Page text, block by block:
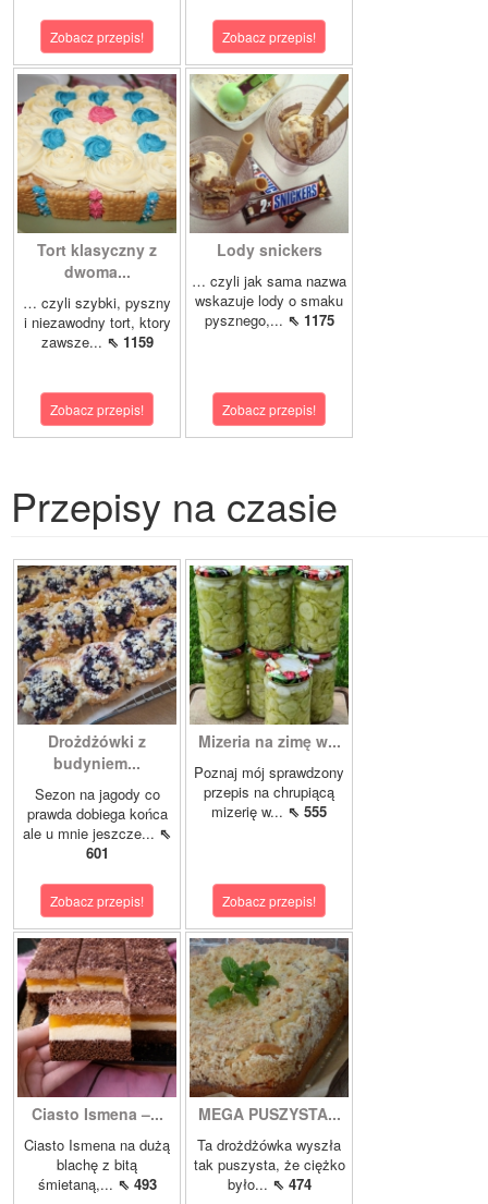
Zobacz przepis! Zobacz przepis!
Tort klasyczny z
dwoma...
… czyli szybki, pyszny
i niezawodny tort, ktory
zawsze... ⇖ 1159
Zobacz przepis!
Lody snickers
… czyli jak sama nazwa
wskazuje lody o smaku
pysznego,... ⇖ 1175
Zobacz przepis!
Przepisy na czasie
Drożdżówki z
budyniem...
Sezon na jagody co
prawda dobiega końca
ale u mnie jeszcze... ⇖
601
Zobacz przepis!
Mizeria na zimę w...
Poznaj mój sprawdzony
przepis na chrupiącą
mizerię w... ⇖ 555
Zobacz przepis!
Ciasto Ismena –...
Ciasto Ismena na dużą
blachę z bitą
śmietaną,... ⇖ 493
MEGA PUSZYSTA...
Ta drożdżówka wyszła
tak puszysta, że ciężko
było... ⇖ 474